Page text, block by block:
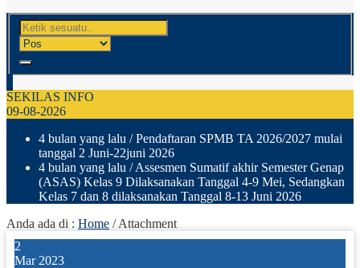
SEKILAS INFO
09-08-2026
4 bulan yang lalu / Pendaftaran SPMB TA 2026/2027 mulai
tanggal 2 Juni-22juni 2026
4 bulan yang lalu / Assesmen Sumatif akhir Semester Genap
(ASAS) Kelas 9 Dilaksanakan Tanggal 4-9 Mei, Sedangkan
Kelas 7 dan 8 dilaksanakan Tanggal 8-13 Juni 2026
Anda ada di : Home / Attachment
2
Mar 2023